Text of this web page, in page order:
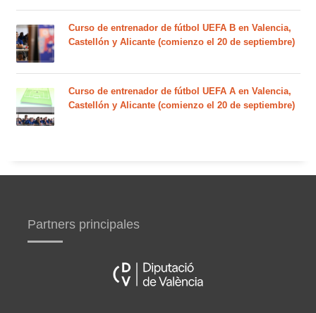
Curso de entrenador de fútbol UEFA B en Valencia,
Castellón y Alicante (comienzo el 20 de septiembre)
Curso de entrenador de fútbol UEFA A en Valencia,
Castellón y Alicante (comienzo el 20 de septiembre)
Partners principales